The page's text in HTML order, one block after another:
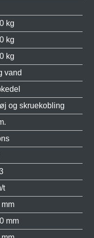
kg
kg
kg
vand
og skruekobling
t
mm
mm